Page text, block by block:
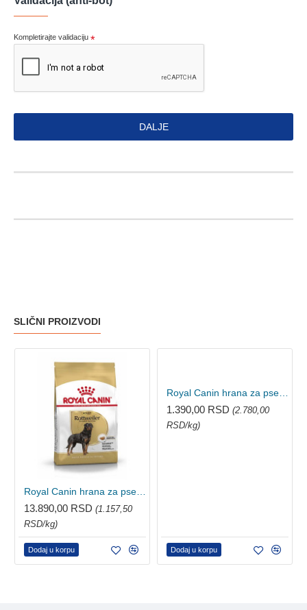
Kompletirajte validaciju
DALJE
SLIČNI PROIZVODI
13.890,00 RSD (1.157,50
RSD/kg)
Dodaj u korpu
1.390,00 RSD (2.780,00
RSD/kg)
Dodaj u korpu